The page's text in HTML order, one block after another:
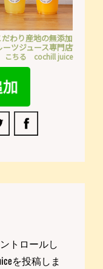
だわり産地の無添加
ーツジュース専門店
こちる cochill juice
トロールし
を投稿しま